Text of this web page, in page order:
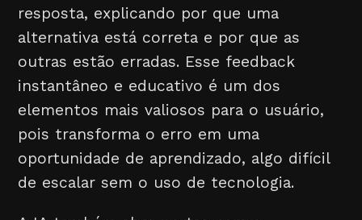
resposta, explicando por que uma
alternativa está correta e por que as
outras estão erradas. Esse feedback
instantâneo e educativo é um dos
elementos mais valiosos para o usuário,
pois transforma o erro em uma
oportunidade de aprendizado, algo difícil
de escalar sem o uso de tecnologia.